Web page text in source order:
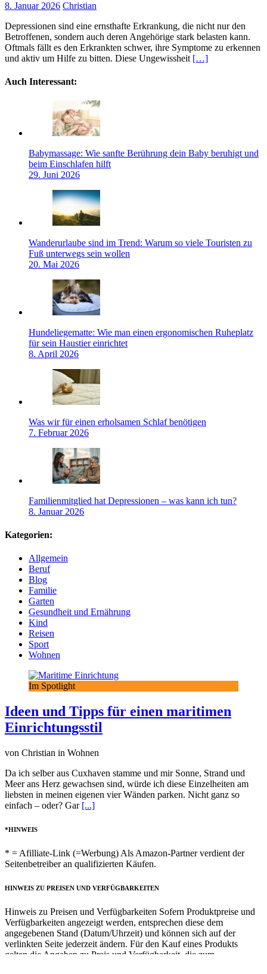
8. Januar 2026 Christian
Depressionen sind eine ernsthafte Erkrankung, die nicht nur den
Betroffenen, sondern auch deren Angehörige stark belasten kann.
Oftmals fällt es den Erkrankten schwer, ihre Symptome zu erkennen
und aktiv um Hilfe zu bitten. Diese Ungewissheit […]
Auch Interessant:
Babymassage: Wie sanfte Berührung dein Baby beruhigt und
beim Einschlafen hilft
29. Juni 2026
Wanderurlaube sind im Trend: Warum so viele Touristen zu
Fuß unterwegs sein wollen
20. Mai 2026
Hundeliegematte: Wie man einen ergonomischen Ruheplatz
für sein Haustier einrichtet
8. April 2026
Was wir für einen erholsamen Schlaf benötigen
7. Februar 2026
Familienmitglied hat Depressionen – was kann ich tun?
8. Januar 2026
Kategorien:
Allgemein
Beruf
Blog
Familie
Garten
Gesundheit und Ernährung
Kind
Reisen
Sport
Wohnen
Im Spotlight
Ideen und Tipps für einen maritimen
Einrichtungsstil
von Christian in Wohnen
Da ich selber aus Cuxhaven stamme und mir Sonne, Strand und
Meer ans Herz gewachsen sind, würde ich diese Einzelheiten am
liebsten in meinen eigenen vier Wänden parken. Nicht ganz so
einfach – oder? Gar [...]
*HINWEIS
* = Afilliate-Link (=Werbung) Als Amazon-Partner verdient der
Seitenbetreiber an qualifizierten Käufen.
HINWEIS ZU PREISEN UND VERFÜGBARKEITEN
Hinweis zu Preisen und Verfügbarkeiten Sofern Produktpreise und
Verfügbarkeiten angezeigt werden, entsprechen diese dem
angegebenen Stand (Datum/Uhrzeit) und können sich auf der
verlinkten Seite jederzeit ändern. Für den Kauf eines Produkts
gelten die Angaben zu Preis und Verfügbarkeit, die zum